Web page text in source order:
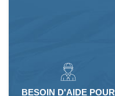
BESOIN D'AIDE POUR